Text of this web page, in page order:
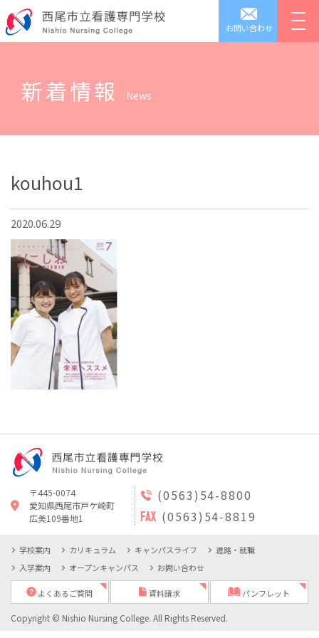
お問い合わせ
新着情報 News
kouhou1
2020.06.29
〒445-0074
愛知県西尾市戸ケ崎町
広美109番地1
(0563)54-8800
(0563)54-8819
学校案内 カリキュラム キャンパスライフ
進路・就職
入学案内
オープンキャンパス お問い合わせ
よくあるご質問 資料請求 パンフレット
Copyright © Nishio Nursing College. All Rights Reserved.